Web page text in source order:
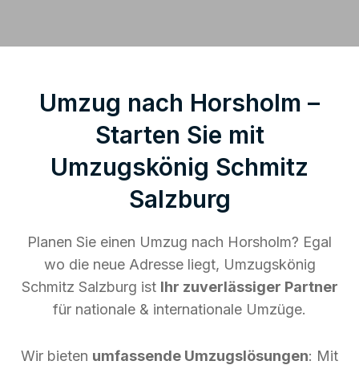
Umzug nach Horsholm –
Starten Sie mit
Umzugskönig Schmitz
Salzburg
Planen Sie einen Umzug nach Horsholm? Egal
wo die neue Adresse liegt, Umzugskönig
Schmitz Salzburg ist Ihr zuverlässiger Partner
für nationale & internationale Umzüge.
Wir bieten umfassende Umzugslösungen: Mit